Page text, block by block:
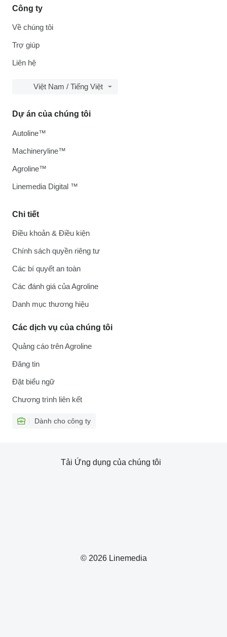
Công ty
Về chúng tôi
Trợ giúp
Liên hệ
Việt Nam / Tiếng Việt
Chi tiết
Điều khoản & Điều kiện
Chính sách quyền riêng tư
Các bí quyết an toàn
Các đánh giá của Agroline
Danh mục thương hiệu
Các dịch vụ của chúng tôi
Quảng cáo trên Agroline
Đăng tin
Đặt biểu ngữ
Chương trình liên kết
Dành cho công ty
Dự án của chúng tôi
Autoline™
Machineryline™
Agroline™
Linemedia Digital ™
© 2026 Linemedia
Tải Ứng dụng của chúng tôi